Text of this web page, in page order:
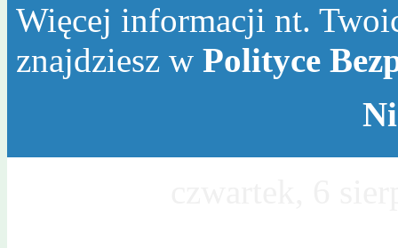
Więcej informacji nt.
znajdziesz w Polityce